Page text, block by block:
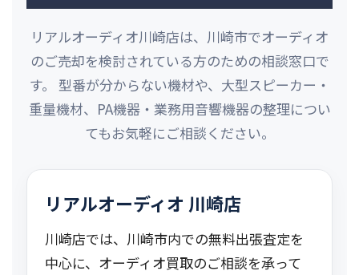
リアルオーディオ川崎店は、川崎市でオーディオ
のご売却を検討されている方のための相談窓口で
す。 型番が分からない機材や、大型スピーカー・
重量機材、PA機器・業務用音響機器の整理につい
てもお気軽にご相談ください。
リアルオーディオ 川崎店
川崎店では、川崎市内での無料出張査定を
中心に、オーディオ買取のご相談を承って